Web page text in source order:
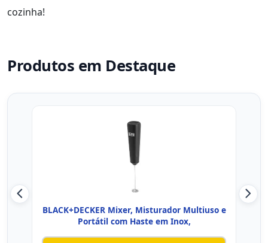
cozinha!
Produtos em Destaque
BLACK+DECKER Mixer, Misturador Multiuso e
Portátil com Haste em Inox,